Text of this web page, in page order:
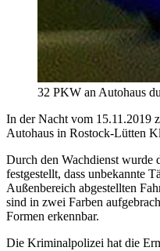
32 PKW an Autohaus
In der Nacht vom 15.11.2019
Autohaus in Rostock-Lütten
Durch den Wachdienst wurde
festgestellt, dass unbekannte
Außenbereich abgestellten
sind in zwei Farben
Formen erkennbar.
Die Kriminalpolizei hat die